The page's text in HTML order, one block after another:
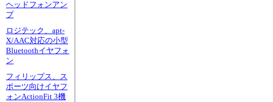
ヘッドフォンアン
プ
ロジテック、apt-
X/AAC対応の小型
Bluetoothイヤフォ
ン
フィリップス、ス
ポーツ向けイヤフ
ォンActionFit 3機